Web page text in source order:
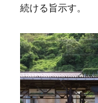
続ける旨示す。